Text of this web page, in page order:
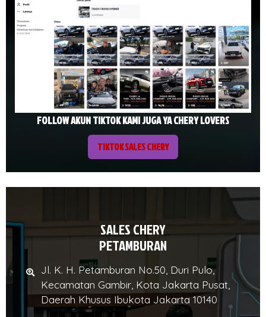
FOLLOW AKUN TIKTOK KAMI JUGA YA CHERY LOVERS
TIKTOK SALES CHERY
SALES CHERY
PETAMBURAN
Jl. K. H. Petamburan No.50, Duri Pulo,
Kecamatan Gambir, Kota Jakarta Pusat,
Daerah Khusus Ibukota Jakarta 10140